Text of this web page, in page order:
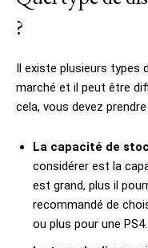
?
Il existe plusieurs types
marché et il peut être
cela, vous devez
La capacité de
considérer est la
est grand, plus il
recommandé de
ou plus pour une PS4.